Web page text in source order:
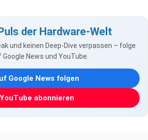
der Hardware-Welt
und keinen Deep-Dive verpassen – folge
News und YouTube.
Google News folgen
abonnieren